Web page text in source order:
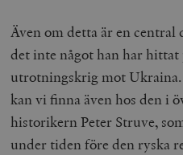
Även om detta är en
det inte något han har
utrotningskrig mot Ukraina.
kan vi finna även hos den i
historikern Peter Struve,
under tiden före den ryska